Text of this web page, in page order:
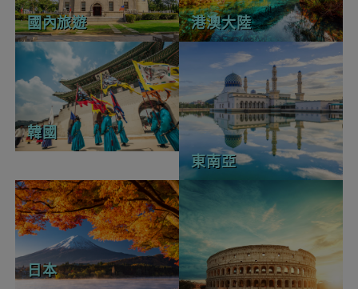
國內旅遊 港澳大陸
韓國
東南亞
日本